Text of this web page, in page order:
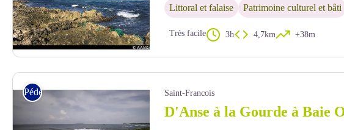
Littoral et falaise Patrimoine culturel et bâti
Très facile 3h 4,7km +38m
Pédestre Saint-Francois
D'Anse à la Gourde à Baie